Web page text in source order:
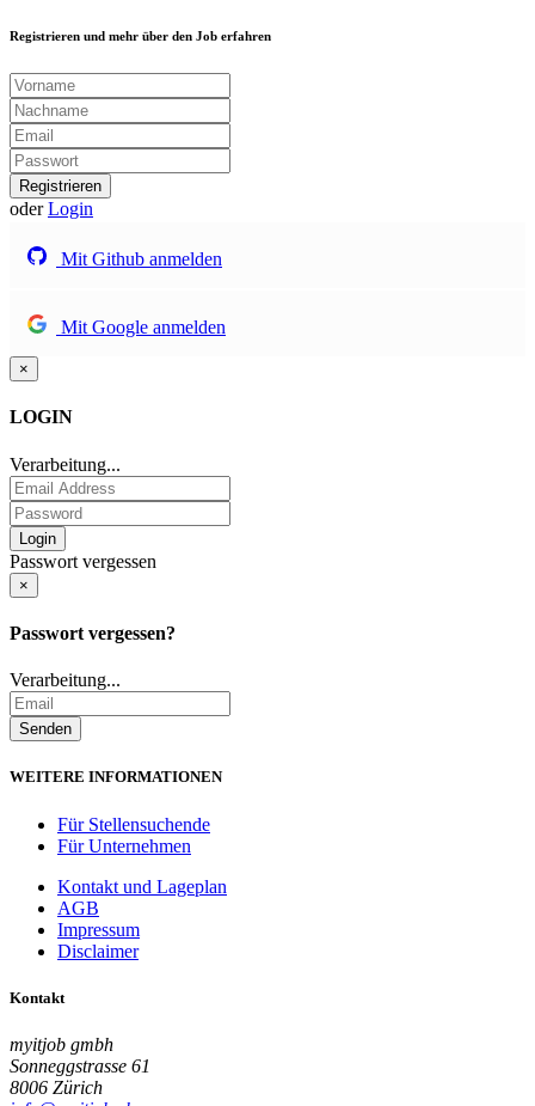
Registrieren und mehr über den Job erfahren
Registrieren
oder Login
Mit Github anmelden
Mit Google anmelden
×
LOGIN
Verarbeitung...
Passwort vergessen
×
Passwort vergessen?
Verarbeitung...
WEITERE INFORMATIONEN
Für Stellensuchende
Für Unternehmen
Kontakt und Lageplan
AGB
Impressum
Disclaimer
Kontakt
myitjob gmbh
Sonneggstrasse 61
8006 Zürich